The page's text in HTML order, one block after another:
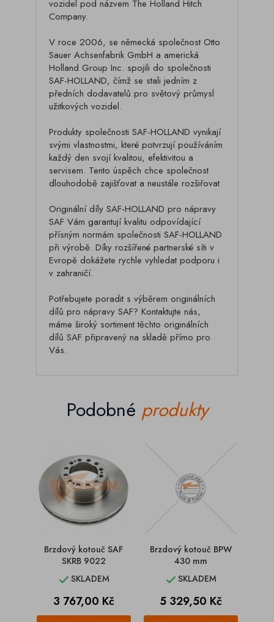
vozidel pod názvem The Holland Hitch
Company.
V roce 2006, se německá společnost Otto
Sauer Achsenfabrik GmbH a americká
Holland Group Inc. spojili do společnosti
SAF-HOLLAND, čímž se stali jedním z
předních dodavatelů pro světový průmysl
užitkových vozidel.
Produkty společnosti SAF-HOLLAND vynikají
svými vlastnostmi, které potvrzují používáním
každý den svojí kvalitou, efektivitou a
servisem. Tento úspěch chce společnost
dlouhodobě zajišťovat a neustále rozšiřovat.
Originální díly SAF-HOLLAND pro nápravy
SAF Vám garantují kvalitu odpovídající
přísným normám společnosti SAF-HOLLAND
při výrobě. Díky rozšířené partnerské síti v
Evropě dokážete rychle vyhledat podporu i
v zahraničí.
Potřebujete poradit s výběrem originálních
dílů pro nápravy SAF? Kontaktujte nás,
máme široký sortiment těchto originálních
dílů SAF připravený na skladě přímo pro
Vás.
Podobné produkty
Brzdový kotouč SAF
SKRB 9022
SKLADEM
Cena
3 767,00 Kč
Brzdový kotouč BPW
430 mm
SKLADEM
Cena
5 329,50 Kč